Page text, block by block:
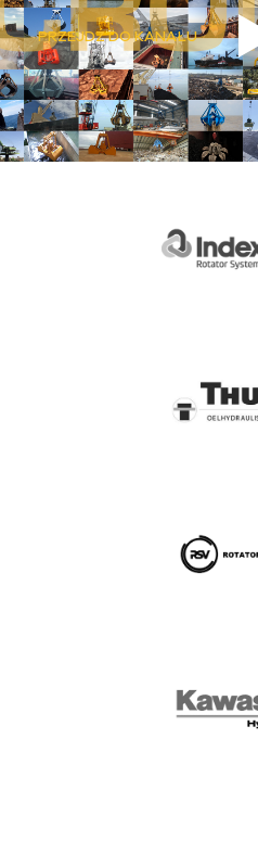
PRZEJDŹ DO KANAŁU